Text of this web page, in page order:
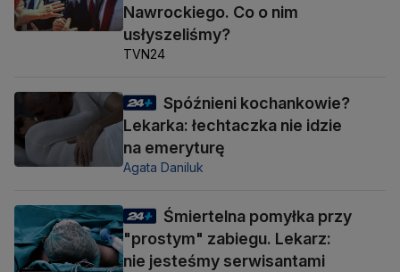
Nawrockiego. Co o nim
usłyszeliśmy?
TVN24
Spóźnieni kochankowie?
Lekarka: łechtaczka nie idzie
na emeryturę
Agata Daniluk
Śmiertelna pomyłka przy
"prostym" zabiegu. Lekarz:
nie jesteśmy serwisantami